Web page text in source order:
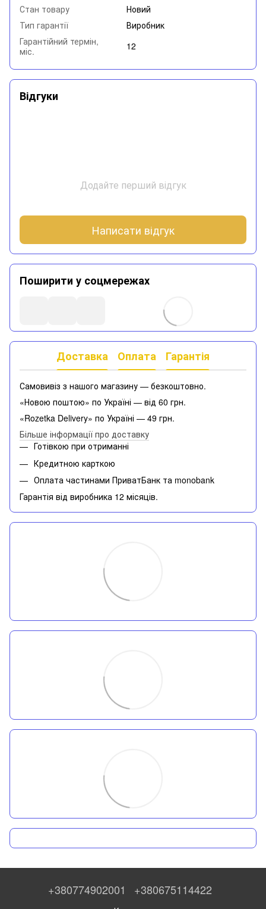
Стан товару
Новий
Тип гарантії
Виробник
Гарантійний термін,
міс.
12
Відгуки
Додайте перший відгук
Написати відгук
Поширити у соцмережах
Доставка Оплата Гарантія
Самовивіз з нашого магазину — безкоштовно.
«Новою поштою» по Україні — від 60 грн.
«Rozetka Delivery» по Україні — 49 грн.
Більше інформації про доставку
Готівкою при отриманні
Кредитною карткою
Оплата частинами ПриватБанк та monobank
Гарантія від виробника 12 місяців.
+380774902001 +380675114422